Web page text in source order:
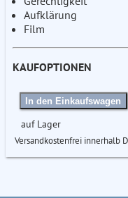
Aufklärung
Film
KAUFOPTIONEN
In den Einkaufswagen
auf Lager
Versandkostenfrei innerhalb